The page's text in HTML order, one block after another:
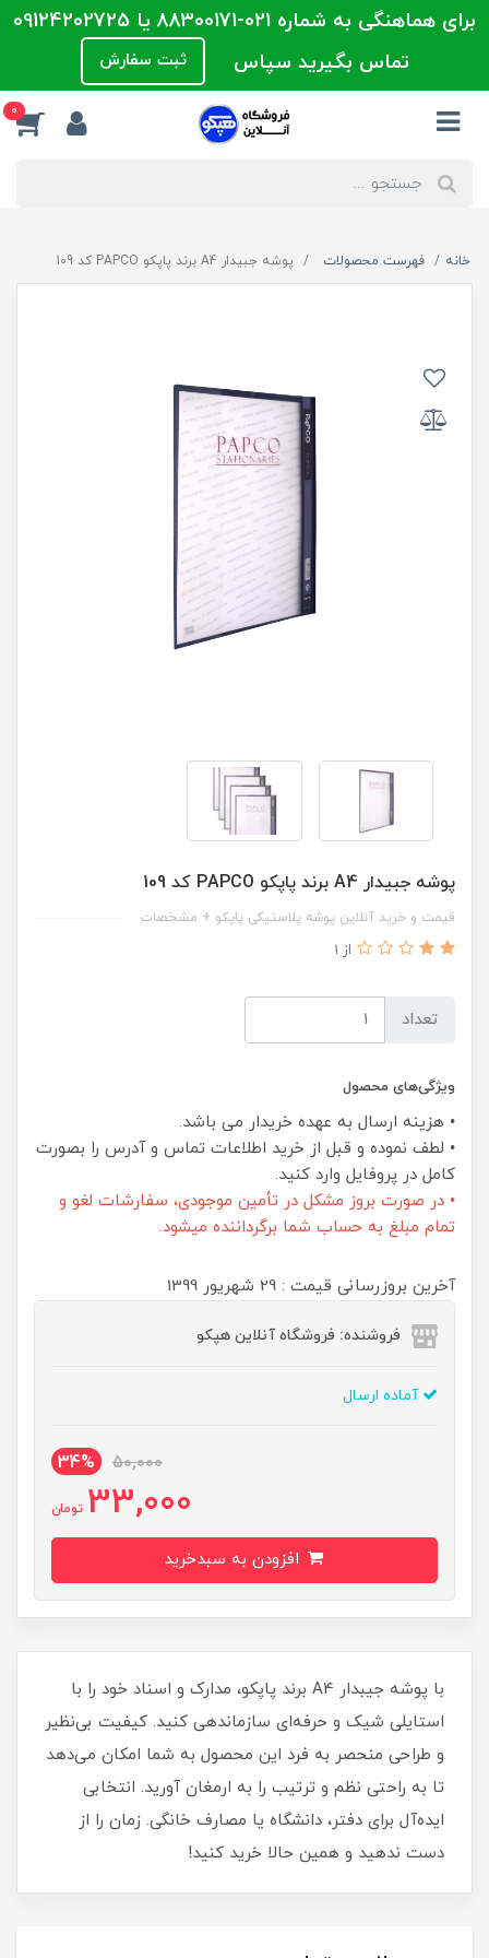
برای هماهنگی به شماره 021-88300171 یا 09124202725
تماس بگیرید سپاس
ثبت سفارش
0
خانه فهرست محصولات پوشه جبیدار A4 برند پاپکو PAPCO کد 109
پوشه جبیدار A4 برند پاپکو PAPCO کد 109
قیمت و خرید آنلاین پوشه پلاستیکی پاپکو + مشخصات
از 1
تعداد
ویژگی‌های محصول
• هزینه ارسال به عهده خریدار می باشد.
• لطف نموده و قبل از خرید اطلاعات تماس و آدرس را بصورت
کامل در پروفایل وارد کنید.
• در صورت بروز مشکل در تأمین موجودی، سفارشات لغو و
تمام مبلغ به حساب شما برگرداننده میشود.
آخرین بروزرسانی قیمت : 29 شهریور 1399
فروشنده: فروشگاه آنلاین هپکو
آماده ارسال
50,000
34%
33,000 تومان
با پوشه جیبدار A4 برند پاپکو، مدارک و اسناد خود را با
استایلی شیک و حرفه‌ای سازماندهی کنید. کیفیت بی‌نظیر
و طراحی منحصر به فرد این محصول به شما امکان می‌دهد
تا به راحتی نظم و ترتیب را به ارمغان آورید. انتخابی
ایده‌آل برای دفتر، دانشگاه یا مصارف خانگی. زمان را از
دست ندهید و همین حالا خرید کنید!